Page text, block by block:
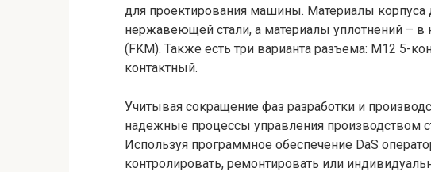
для проектирования машины. Материалы
нержавеющей стали, а материалы уплотнений – в
(FKM). Также есть три варианта разъема: M12 5-
контактный.
Учитывая сокращение фаз разработки и
надежные процессы управления производством
Используя программное обеспечение DaS
контролировать, ремонтировать или